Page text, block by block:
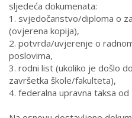
sljedeća dokumenata:
1. svjedočanstvo/diploma o
(ovjerena kopija),
2. potvrda/uvjerenje o
poslovima,
3. rodni list (ukoliko je došlo
završetka škole/fakulteta),
4. federalna upravna taksa od